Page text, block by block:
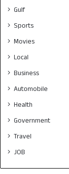
Gulf
Sports
Movies
Local
Business
Automobile
Health
Government
Travel
JOB